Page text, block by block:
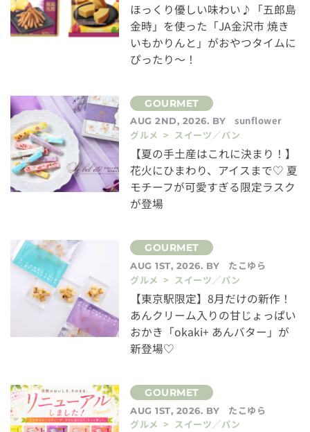
ほっくり優しい味わい♪「五郎島
金時」を使った「JA金沢市 焼き
いもかりんと」がおやつタイムに
ぴったり～！
AUG 2ND, 2026. BY
sunflower
グルメ > スイーツ／パン
【夏の手土産はこれに決まり！】
花火にひまわり、アイスまで♡ 夏
モチーフが可愛すぎる限定ラスク
が登場
AUG 1ST, 2026. BY
たこゆら
グルメ > スイーツ／パン
【東京駅限定】8月だけの新作！
あんクリーム入りの甘じょっぱい
おかき「okaki+ あんバター」が
新登場♡
AUG 1ST, 2026. BY
たこゆら
グルメ > スイーツ／パン